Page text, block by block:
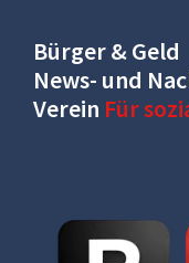
Bürger & Geld
News- und
Verein Für